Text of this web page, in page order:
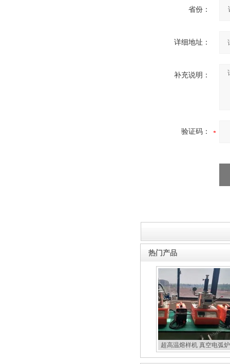
省份：
详细地址：
补充说明：
验证码：
热门产品
超高温熔样机 真空电弧